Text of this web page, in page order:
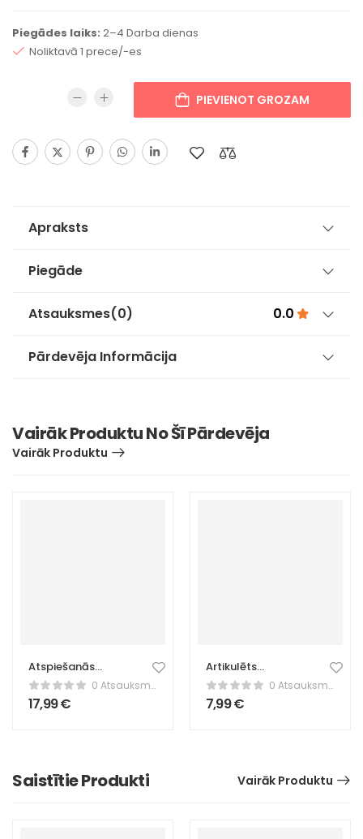
Piegādes laiks: 2–4 Darba dienas
Noliktavā 1 prece/-es
PIEVIENOT GROZAM
Apraksts
Piegāde
Atsauksmes(0) 0.0
Pārdevēja Informācija
Vairāk Produktu No Šī Pārdevēja
Vairāk Produktu
Atspiešanās
rokturi – fitnesa
stieņi
0 Atsauksmes
17,99€
Artikulēts
astoņkājis –
elastīga fidget
rotaļlieta
0 Atsauksmes
7,99€
Saistītie Produkti Vairāk Produktu